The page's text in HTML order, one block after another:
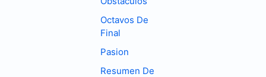
Octavos De
Final
Pasion
Resumen De